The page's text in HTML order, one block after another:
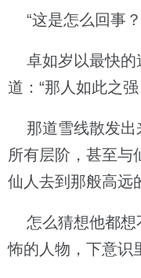
“这是怎么回事
卓如岁以最快的
道：“那人如此之
那道雪线散发出
所有层阶，甚至与
仙人去到那般高远
怎么猜想他都想
怖的人物，下意识